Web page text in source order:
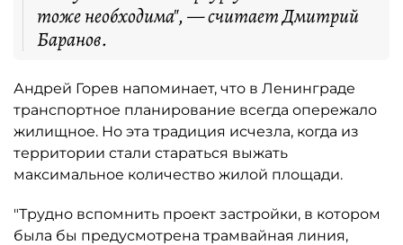
тоже необходима", — считает Дмитрий
Баранов.
Андрей Горев напоминает, что в Ленинграде
транспортное планирование всегда опережало
жилищное. Но эта традиция исчезла, когда из
территории стали стараться выжать
максимальное количество жилой площади.
"Трудно вспомнить проект застройки, в котором
была бы предусмотрена трамвайная линия,